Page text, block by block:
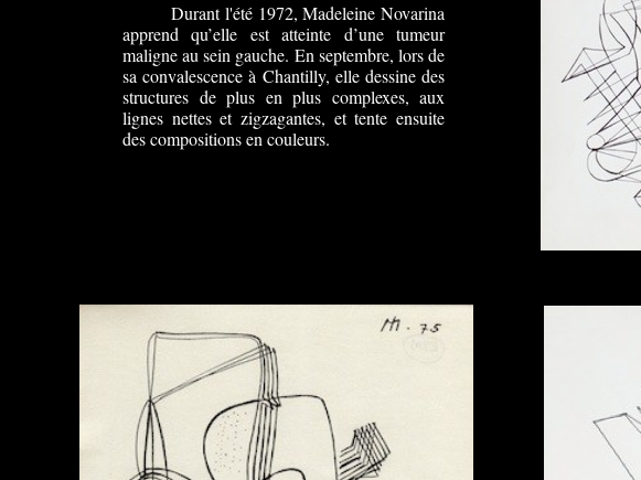
Durant l'été 1972, Madeleine Novarina
apprend qu’elle est atteinte d’une tumeur
maligne au sein gauche. En septembre, lors de
sa convalescence à Chantilly, elle dessine des
structures de plus en plus complexes, aux
lignes nettes et zigzagantes, et tente ensuite
des compositions en couleurs.